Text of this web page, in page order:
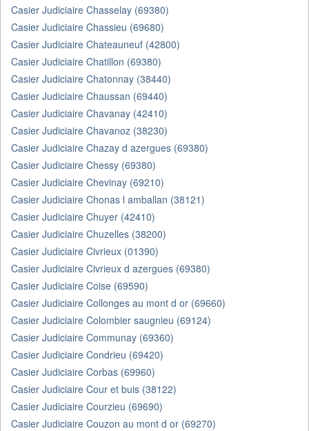
Casier Judiciaire Chasselay (69380)
Casier Judiciaire Chassieu (69680)
Casier Judiciaire Chateauneuf (42800)
Casier Judiciaire Chatillon (69380)
Casier Judiciaire Chatonnay (38440)
Casier Judiciaire Chaussan (69440)
Casier Judiciaire Chavanay (42410)
Casier Judiciaire Chavanoz (38230)
Casier Judiciaire Chazay d azergues (69380)
Casier Judiciaire Chessy (69380)
Casier Judiciaire Chevinay (69210)
Casier Judiciaire Chonas l amballan (38121)
Casier Judiciaire Chuyer (42410)
Casier Judiciaire Chuzelles (38200)
Casier Judiciaire Civrieux (01390)
Casier Judiciaire Civrieux d azergues (69380)
Casier Judiciaire Coise (69590)
Casier Judiciaire Collonges au mont d or (69660)
Casier Judiciaire Colombier saugnieu (69124)
Casier Judiciaire Communay (69360)
Casier Judiciaire Condrieu (69420)
Casier Judiciaire Corbas (69960)
Casier Judiciaire Cour et buis (38122)
Casier Judiciaire Courzieu (69690)
Casier Judiciaire Couzon au mont d or (69270)